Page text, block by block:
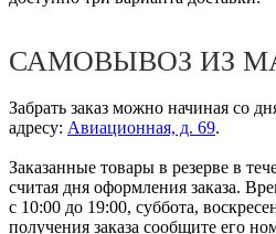
САМОВЫВОЗ ИЗ
Забрать заказ можно начиная со
адресу: Авиационная, д. 69.
Заказанные товары в резерве в
считая дня оформления заказа.
с 10:00 до 19:00, суббота,
получения заказа сообщите его